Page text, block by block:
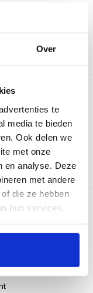
Over
te
media te bieden
Ook delen we
met onze
en analyse. Deze
met andere
die ze hebben
hun services.
om jouw tafel te
accessoires.
om te
hitte. De Weber
die bestand
schoon te